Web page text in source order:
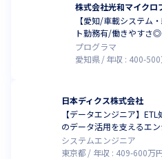
株式会社光和マイクロ
【愛知/車載システム
ト勤務有/働きやすさ◎
プログラマ
愛知県
年収 : 400-500
日本ディクス株式会社
【データエンジニア】
のデータ活用を支えるエ
システムエンジニア
東京都
年収 : 409-600万